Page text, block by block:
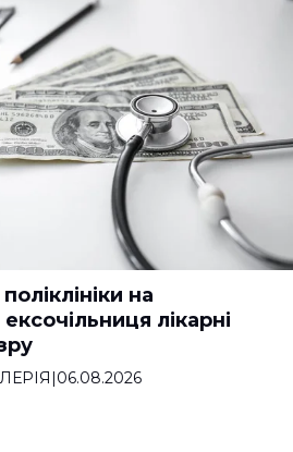
на
лікарні
|06.08.2026